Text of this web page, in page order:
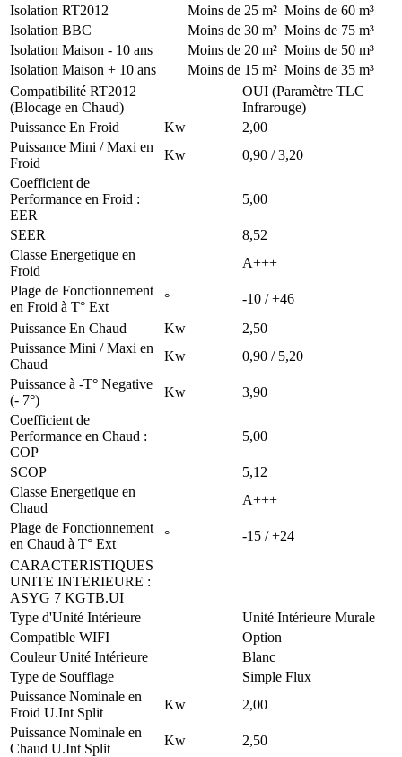
Isolation RT2012
Moins de 25 m² Moins de 60 m³
Isolation BBC
Moins de 30 m² Moins de 75 m³
Isolation Maison - 10 ans
Moins de 20 m² Moins de 50 m³
Isolation Maison + 10 ans
Moins de 15 m² Moins de 35 m³
Compatibilité RT2012
(Blocage en Chaud)
OUI (Paramètre TLC
Infrarouge)
Puissance En Froid
Kw
2,00
Puissance Mini / Maxi en
Froid
Kw
0,90 / 3,20
Coefficient de
Performance en Froid :
EER
5,00
SEER
8,52
Classe Energetique en
Froid
A+++
Plage de Fonctionnement
en Froid à T° Ext
°
-10 / +46
Puissance En Chaud
Kw
2,50
Puissance Mini / Maxi en
Chaud
Kw
0,90 / 5,20
Puissance à -T° Negative
(- 7°)
Kw
3,90
Coefficient de
Performance en Chaud :
COP
5,00
SCOP
5,12
Classe Energetique en
Chaud
A+++
Plage de Fonctionnement
en Chaud à T° Ext
°
-15 / +24
CARACTERISTIQUES
UNITE INTERIEURE :
ASYG 7 KGTB.UI
Type d'Unité Intérieure
Unité Intérieure Murale
Compatible WIFI
Option
Couleur Unité Intérieure
Blanc
Type de Soufflage
Simple Flux
Puissance Nominale en
Froid U.Int Split
Kw
2,00
Puissance Nominale en
Chaud U.Int Split
Kw
2,50